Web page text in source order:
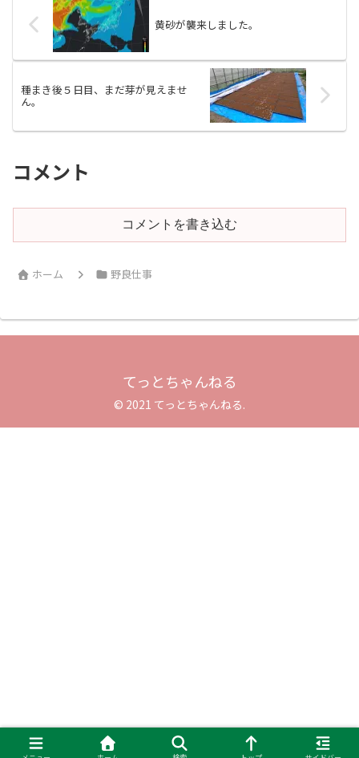
黄砂が襲来しました。
種まき後５日目、まだ芽が見えませ
ん。
コメント
コメントを書き込む
ホーム 野良仕事
てっとちゃんねる
© 2021 てっとちゃんねる.